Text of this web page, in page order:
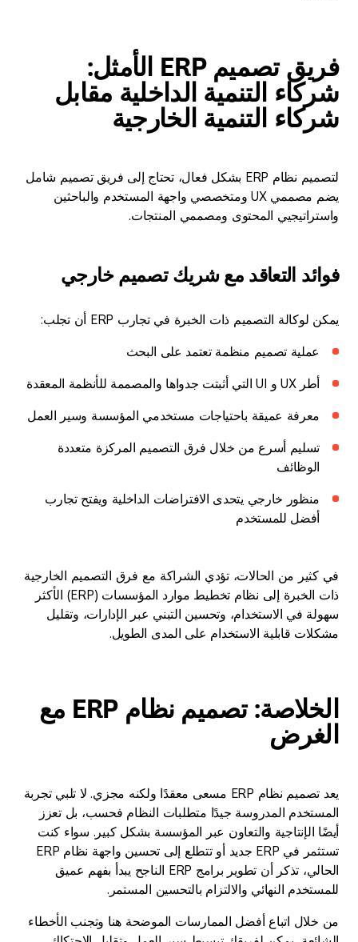
فريق تصميم ERP الأمثل:
شركاء التنمية الداخلية مقابل
شركاء التنمية الخارجية
لتصميم نظام ERP بشكل فعال، تحتاج إلى فريق تصميم شامل
يضم مصممي UX ومتخصصي واجهة المستخدم والباحثين
واستراتيجيي المحتوى ومصممي المنتجات.
فوائد التعاقد مع شريك تصميم خارجي
يمكن لوكالة التصميم ذات الخبرة في تجارب ERP أن تجلب:
عملية تصميم منظمة تعتمد على البحث
أطر UX و UI التي أثبتت جدواها والمصممة للأنظمة المعقدة
معرفة عميقة باحتياجات مستخدمي المؤسسة وسير العمل
تسليم أسرع من خلال فرق التصميم المركزة متعددة
الوظائف
منظور خارجي يتحدى الافتراضات الداخلية ويفتح تجارب
أفضل للمستخدم
في كثير من الحالات، تؤدي الشراكة مع فرق التصميم الخارجية
ذات الخبرة إلى نظام تخطيط موارد المؤسسات (ERP) الأكثر
سهولة في الاستخدام، وتحسين التبني عبر الإدارات، وتقليل
مشكلات قابلية الاستخدام على المدى الطويل.
الخلاصة: تصميم نظام ERP مع
الغرض
يعد تصميم نظام ERP مسعى معقدًا ولكنه مجزي. لا تلبي تجربة
المستخدم المدروسة جيدًا متطلبات النظام فحسب، بل تعزز
أيضًا الإنتاجية والتعاون عبر المؤسسة بشكل كبير. سواء كنت
تستثمر في ERP جديد أو تتطلع إلى تحسين واجهة نظام ERP
الحالي، تذكر أن تطوير برامج ERP الناجح يبدأ بفهم عميق
للمستخدم النهائي والالتزام بالتحسين المستمر.
من خلال اتباع أفضل الممارسات الموضحة هنا وتجنب الأخطاء